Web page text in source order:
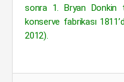
sonra 1. Bryan Donkin
konserve fabrikası
2012).